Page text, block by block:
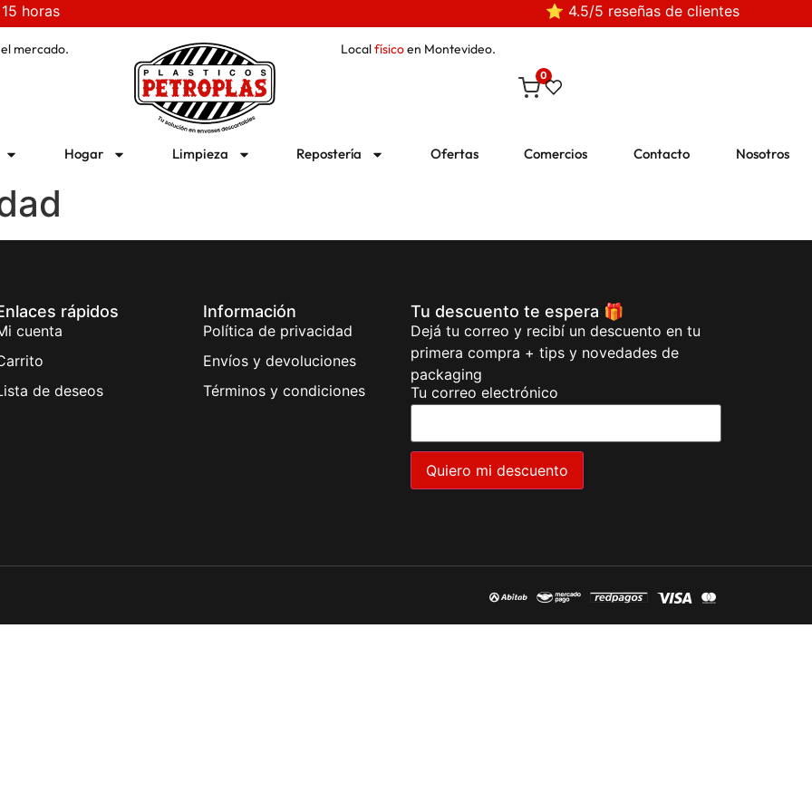
horas ⭐ 4.5/5 reseñas de clientes
mercado. Localfísicoen Montevideo.
0
Hogar Limpieza Repostería Ofertas Comercios Contacto Nosotros
rápidos
cuenta
de deseos
Información
Política de privacidad
Envíos y devoluciones
Términos y condiciones
Tu descuento te espera 🎁
Dejá tu correo y recibí un descuento en tu
primera compra + tips y novedades de
packaging
Tu correo electrónico